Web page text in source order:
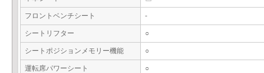
フロントベンチシート -
シートリフター ○
シートポジションメモリー機能 ○
運転席パワーシート ○